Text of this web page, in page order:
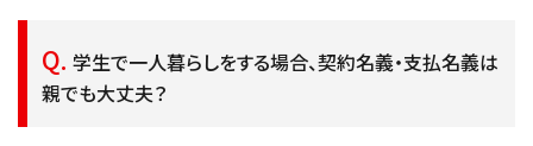
学生で一人暮らしをする場合、契約名義・支払名義は
親でも大丈夫？